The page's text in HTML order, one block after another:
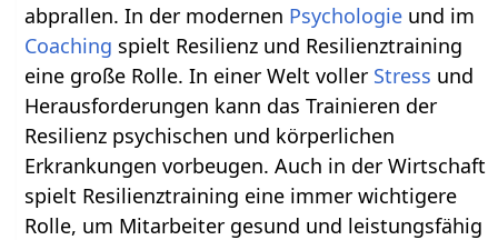
abprallen. In der modernen Psychologie und im
Coaching spielt Resilienz und Resilienztraining
eine große Rolle. In einer Welt voller Stress und
Herausforderungen kann das Trainieren der
Resilienz psychischen und körperlichen
Erkrankungen vorbeugen. Auch in der Wirtschaft
spielt Resilienztraining eine immer wichtigere
Rolle, um Mitarbeiter gesund und leistungsfähig